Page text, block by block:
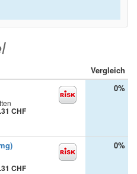
Vergleich
CHF
0%
CHF
0%